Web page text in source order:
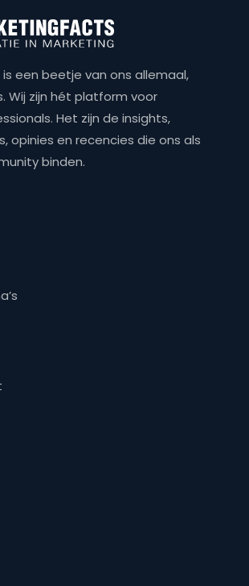
een beetje van ons allemaal,
Wij zijn hét platform voor
Het zijn de insights,
opinies en recencies die ons als
binden.